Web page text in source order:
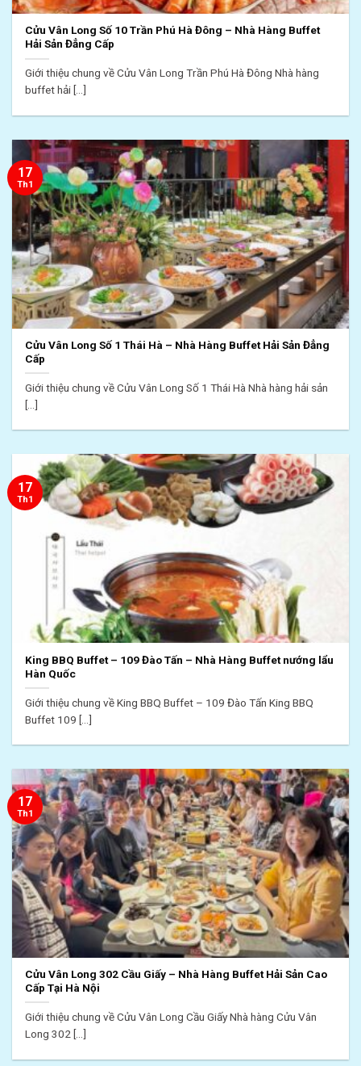
Cửu Vân Long Số 10 Trần Phú Hà Đông – Nhà Hàng Buffet
Hải Sản Đẳng Cấp
Giới thiệu chung về Cửu Vân Long Trần Phú Hà Đông Nhà hàng
buffet hải [...]
Cửu Vân Long Số 1 Thái Hà – Nhà Hàng Buffet Hải Sản Đẳng
Cấp
Giới thiệu chung về Cửu Vân Long Số 1 Thái Hà Nhà hàng hải sản
[...]
17
Th1
King BBQ Buffet – 109 Đào Tấn – Nhà Hàng Buffet nướng lẩu
Hàn Quốc
Giới thiệu chung về King BBQ Buffet – 109 Đào Tấn King BBQ
Buffet 109 [...]
17
Th1
Cửu Vân Long 302 Cầu Giấy – Nhà Hàng Buffet Hải Sản Cao
Cấp Tại Hà Nội
Giới thiệu chung về Cửu Vân Long Cầu Giấy Nhà hàng Cửu Vân
Long 302 [...]
17
Th1